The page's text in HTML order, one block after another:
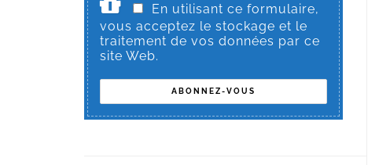
En utilisant ce formulaire,
vous acceptez le stockage et le
traitement de vos données par ce
site Web.